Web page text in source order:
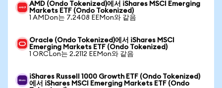
AMD (Ondo Tokenized)에서 iShares MSCI Emerging
Markets ETF (Ondo Tokenized)
1 AMDon는 7.2408 EEMon와 같음
Oracle (Ondo Tokenized)에서 iShares MSCI
Emerging Markets ETF (Ondo Tokenized)
1 ORCLon는 2.2112 EEMon와 같음
iShares Russell 1000 Growth ETF (Ondo Tokenized)
에서 iShares MSCI Emerging Markets ETF (Ondo